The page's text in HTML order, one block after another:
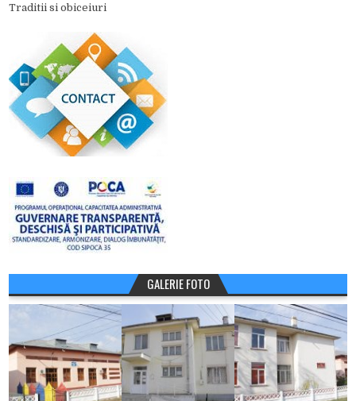
Traditii si obiceiuri
GALERIE FOTO